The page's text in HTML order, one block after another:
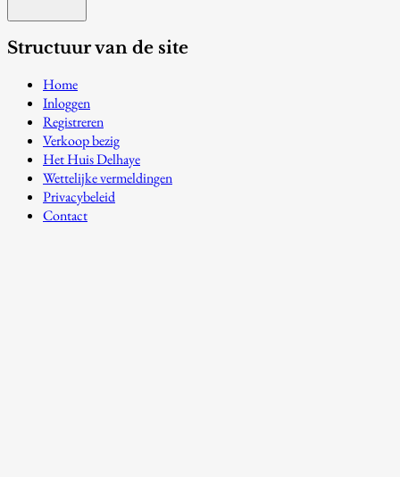
Structuur van de site
Home
Inloggen
Registreren
Verkoop bezig
Het Huis Delhaye
Wettelijke vermeldingen
Privacybeleid
Contact